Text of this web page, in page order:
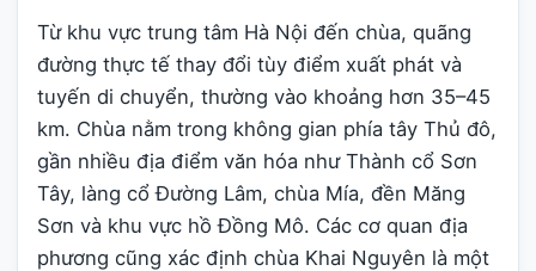
Từ khu vực trung tâm Hà Nội đến chùa, quãng
đường thực tế thay đổi tùy điểm xuất phát và
tuyến di chuyển, thường vào khoảng hơn 35–45
km. Chùa nằm trong không gian phía tây Thủ đô,
gần nhiều địa điểm văn hóa như Thành cổ Sơn
Tây, làng cổ Đường Lâm, chùa Mía, đền Măng
Sơn và khu vực hồ Đồng Mô. Các cơ quan địa
phương cũng xác định chùa Khai Nguyên là một